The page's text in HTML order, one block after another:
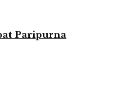
Paripurna